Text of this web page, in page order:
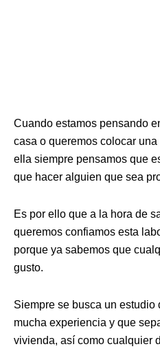
Cuando estamos pensando
casa o queremos colocar
ella siempre pensamos que
que hacer alguien que sea
Es por ello que a la hora de
queremos confiamos esta
porque ya sabemos que
gusto.
Siempre se busca un estudio
mucha experiencia y que
vivienda, así como cualquier